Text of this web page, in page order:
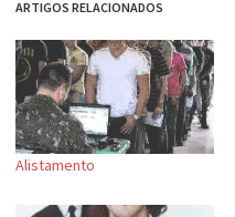
ARTIGOS RELACIONADOS
Alistamento